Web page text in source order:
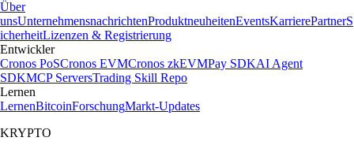
Über
unsUnternehmensnachrichtenProduktneuheitenEventsKarrierePartnerS
icherheitLizenzen & Registrierung
Entwickler
Cronos PoSCronos EVMCronos zkEVMPay SDKAI Agent
SDKMCP ServersTrading Skill Repo
Lernen
LernenBitcoinForschungMarkt-Updates
KRYPTO